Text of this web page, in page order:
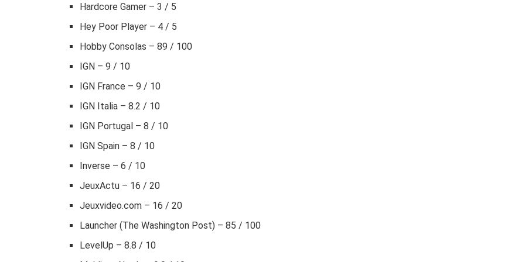
Hardcore Gamer – 3 / 5
Hey Poor Player – 4 / 5
Hobby Consolas – 89 / 100
IGN – 9 / 10
IGN France – 9 / 10
IGN Italia – 8.2 / 10
IGN Portugal – 8 / 10
IGN Spain – 8 / 10
Inverse – 6 / 10
JeuxActu – 16 / 20
Jeuxvideo.com – 16 / 20
Launcher (The Washington Post) – 85 / 100
LevelUp – 8.8 / 10